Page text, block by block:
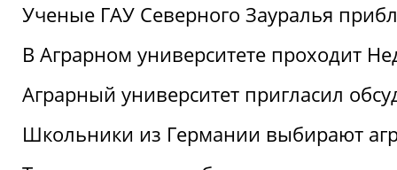
Ученые ГАУ Северного Зауралья
В Аграрном университете проходит
Аграрный университет пригласил
Школьники из Германии выбирают